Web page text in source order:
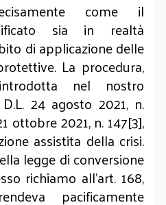
come il
sia in realtà
di applicazione delle
La procedura,
nel nostro
24 agosto 2021, n.
ottobre 2021, n. 147[3],
assistita della crisi.
legge di conversione
richiamo all’art. 168,
pacificamente